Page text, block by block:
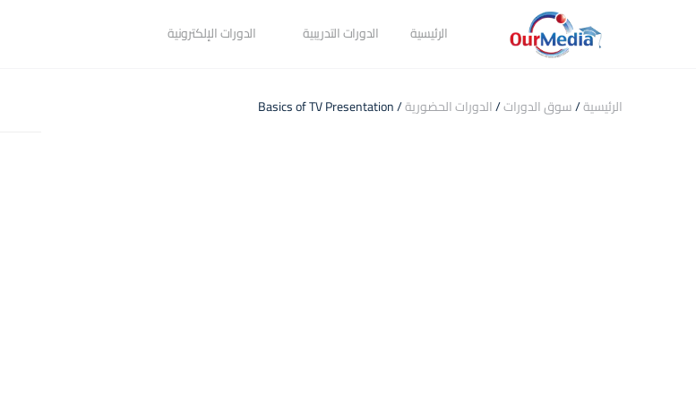
الرئيسية الدورات التدريبية الدورات الإلكترونية
الرئيسية/سوق الدورات/الدورات الحضورية/ Basics of TV Presentation